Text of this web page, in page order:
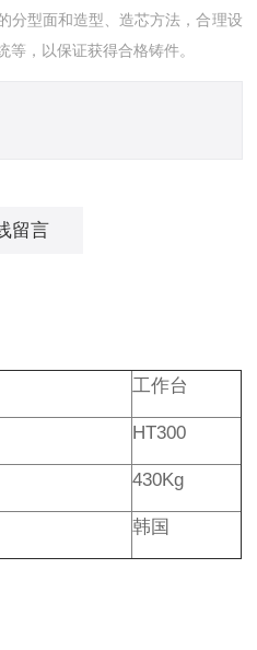
分型面和造型、造芯方法，合理设
，以保证获得合格铸件。
留言
工作台
HT300
430Kg
韩国